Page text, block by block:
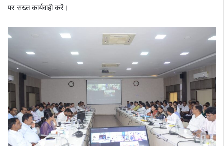
पर सख्त कार्यवाही करें।